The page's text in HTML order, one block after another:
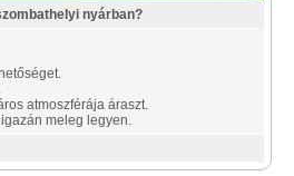
nyárban?
atmoszférája áraszt.
meleg legyen.